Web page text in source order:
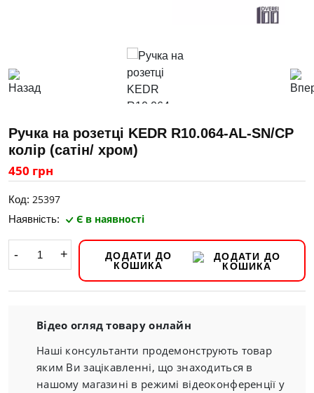
Ручка на розетці KEDR R10.064-AL-SN/CP
колір (сатін/ хром)
450 грн
Код: 25397
Наявність: Є в наявності
- +
ДОДАТИ ДО
КОШИКА
Відео огляд товару онлайн
Наші консультанти продемонструють товар
яким Ви зацікавленні, що знаходиться в
нашому магазині в режимі відеоконференції у